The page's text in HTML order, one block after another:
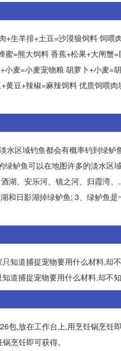
生羊排+土豆=沙漠狼饲料 饲喂
=熊大饲料 香蕉+松果+大闸蟹
麦=小麦宠物粮 胡萝卜+小麦=
豆+辣椒=麻辣饲料 优质饲喂
区域钓鱼都会有概率钓到绿鲈
鲈鱼可以在地图许多的淡水区
、安乐河、镜之河、归霞湾、
和日影湖掉绿鲈鱼; 3、绿鲈鱼
知道捕捉宠物要用什么材料,却
道捕捉宠物要用什么材料,却不
包,放在工作台上,用烹饪锅烹饪
烹饪即可获得。